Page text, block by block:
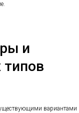
и
типов
вариантами